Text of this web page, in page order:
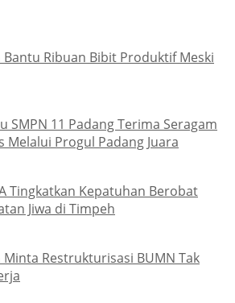
Bantu Ribuan Bibit Produktif Meski
SMPN 11 Padang Terima Seragam
Melalui Progul Padang Juara
Tingkatkan Kepatuhan Berobat
Jiwa di Timpeh
Minta Restrukturisasi BUMN Tak